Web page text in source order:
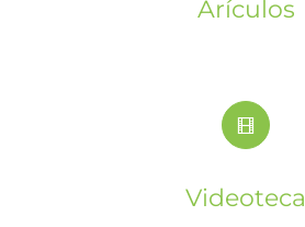
Arículos
Videoteca